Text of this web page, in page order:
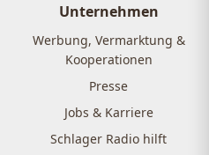
Unternehmen
Werbung, Vermarktung &
Kooperationen
Presse
Jobs & Karriere
Schlager Radio hilft